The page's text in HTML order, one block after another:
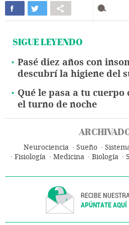
SIGUE LEYENDO
Pasé diez años con
descubrí la higiene del
Qué le pasa a tu
el turno de noche
Neurociencia Sueño
Fisiología
Medicina Biología
RECIBE
APÚNTATE AQUÍ